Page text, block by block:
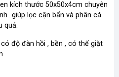
kích thước 50x50x4cm chuyên
lọc cặn bẩn và phân cá
quả.
độ đàn hồi , bền , có thể giặt